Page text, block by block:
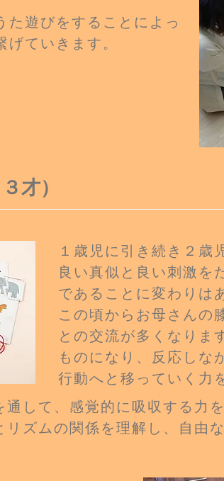
た遊びをすることによっ
げていきます。
才）
１歳児に引き続き２歳
良い真似と良い刺激を
であることに変わりは
この頃からお母さんの
との交流が多くなりま
ものになり、反応しな
行動へと移っていく力
通して、感覚的に吸収する力
ズムの関係を理解し、自由